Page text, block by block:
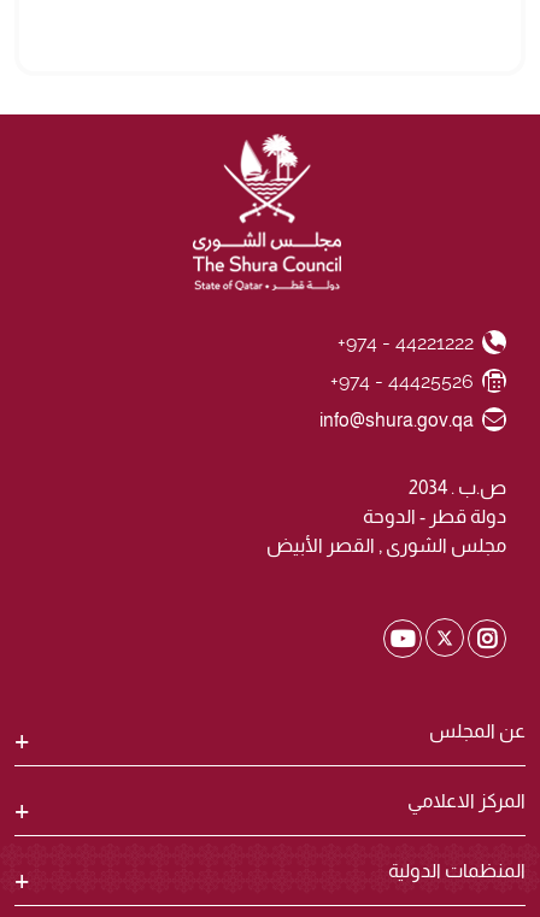
عن المجلس
المركز الاعلامي
المنظمات الدولية
Phone Number
+974 - 44221222
Fax Number
+974 - 44425526
Email ID
info@shura.gov.qa
ص.ب . 2034
دولة قطر - الدوحة
مجلس الشورى , القصر الأبيض
Shura Instagram
Shura Twitter
Shura Youtube